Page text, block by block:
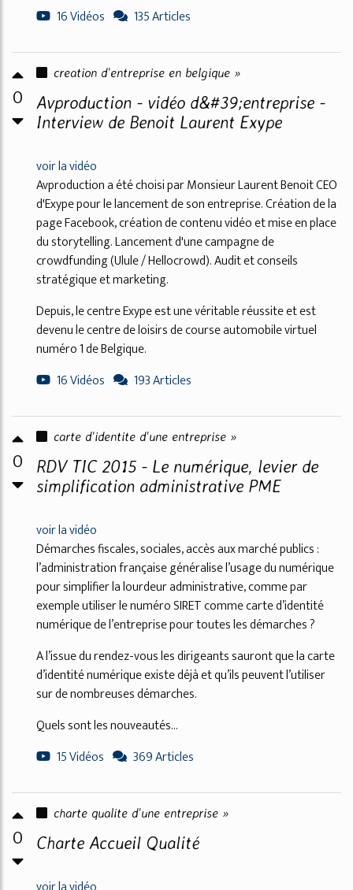
16 Vidéos
135 Articles
0
creation d'entreprise en belgique »
Avproduction - vidéo d&#39;entreprise -
Interview de Benoit Laurent Exype
voir la vidéo
Avproduction a été choisi par Monsieur Laurent Benoit CEO
d'Exype pour le lancement de son entreprise. Création de la
page Facebook, création de contenu vidéo et mise en place
du storytelling. Lancement d'une campagne de
crowdfunding (Ulule / Hellocrowd). Audit et conseils
stratégique et marketing.
Depuis, le centre Exype est une véritable réussite et est
devenu le centre de loisirs de course automobile virtuel
numéro 1 de Belgique.
16 Vidéos
193 Articles
0
carte d'identite d'une entreprise »
RDV TIC 2015 - Le numérique, levier de
simplification administrative PME
voir la vidéo
Démarches fiscales, sociales, accès aux marché publics :
l’administration française généralise l’usage du numérique
pour simplifier la lourdeur administrative, comme par
exemple utiliser le numéro SIRET comme carte d’identité
numérique de l’entreprise pour toutes les démarches ?
A l’issue du rendez-vous les dirigeants sauront que la carte
d’identité numérique existe déjà et qu’ils peuvent l’utiliser
sur de nombreuses démarches.
Quels sont les nouveautés...
15 Vidéos
369 Articles
0
charte qualite d'une entreprise »
Charte Accueil Qualité